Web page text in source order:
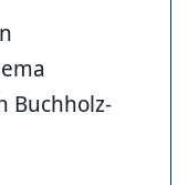
Buchholz-